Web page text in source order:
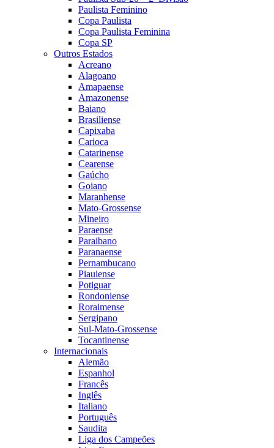
Paulista Feminino
Copa Paulista
Copa Paulista Feminina
Copa SP
Outros Estados
Acreano
Alagoano
Amapaense
Amazonense
Baiano
Brasiliense
Capixaba
Carioca
Catarinense
Cearense
Gaúcho
Goiano
Maranhense
Mato-Grossense
Mineiro
Paraense
Paraibano
Paranaense
Pernambucano
Piauiense
Potiguar
Rondoniense
Roraimense
Sergipano
Sul-Mato-Grossense
Tocantinense
Internacionais
Alemão
Espanhol
Francês
Inglês
Italiano
Português
Saudita
Liga dos Campeões